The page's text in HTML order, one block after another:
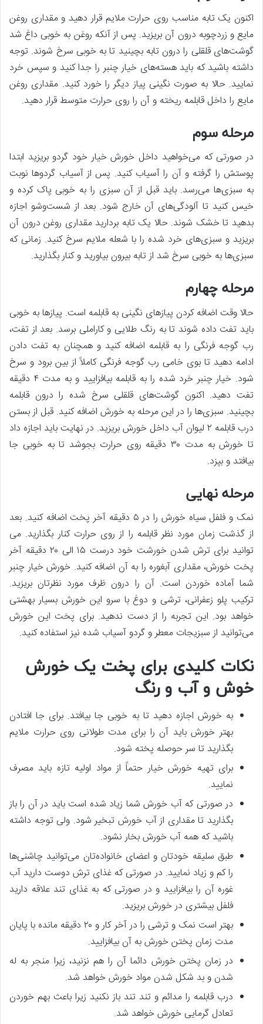
اکنون یک تابه مناسب روی حرارت ملایم قرار دهید و مقداری روغن
مایع و زردچوبه درون آن بریزید. پس از آنکه روغن به خوبی داغ شد
گوشت‌های قلقلی را درون تابه بچینید تا به خوبی سرخ شوند. توجه
داشته باشید که باید هسته‌های خیار چنبر را جدا کنید و سپس خرد
نمایید. حالا به صورت نگینی پیاز‌ دیگر را خورد کنید. مقداری روغن
مایع را داخل قابلمه ریخته و آن را روی حرارت متوسط قرار دهید.
مرحله سوم
در صورتی که می‌خواهید داخل خورش خیار خود گردو بریزید ابتدا
پوستش را گرفته و آن را آسیاب کنید. پس از آسیاب گردو‌ها نوبت
به سبزی‌ها می‌رسد. باید قبل از آن سبزی را به خوبی پاک کرده و
خیس کنید تا آلودگی‌های آن خارج شود. بعد از شست‌وشو اجازه
بدهید تا خشک شوند. حالا یک تابه بردارید مقداری روغن درون آن
بریزید و سبزی‌های خرد شده را با شعله ملایم سرخ کنید. زمانی که
سبزی‌ها به خوبی سرخ شد از تابه بیرون بیاورید و کنار بگذارید.
مرحله چهارم
حالا وقت اضافه کردن پیاز‌های نگینی به قابلمه است. پیاز‌ها به خوبی
باید تفت داده شوند تا به رنگ طلایی و کاراملی برسد. بعد از تفت،
رب گوجه فرنگی را به قابلمه اضافه کنید و همچنان به تفت دادن
ادامه دهید تا بوی خامی رب گوجه فرنگی کاملاً از بین برود و سرخ
شود. خیار چنبر خرد شده را به قابلمه بیافزایید و به مدت ۴ دقیقه
تفت دهید. اکنون گوشت‌های قلقلی سرخ شده را درون قابلمه
بچینید. سبزی‌ها را در این مرحله به خورش اضافه کنید. قبل از بستن
درب قابلمه ۲ لیوان آب داخل خورش بریزید. در نهایت باید اجازه داد
تا خورش به مدت ۳۰ دقیقه روی حرارت بجوشد تا به خوبی جا
بیافتد و بپزد.
مرحله نهایی
نمک و فلفل سیاه خورش را در ۵ دقیقه آخر پخت اضافه کنید. بعد
از گذشت زمان مورد نظر قابلمه را از روی حرارت کنار بگذارید. می‌
توانید برای ترش شدن خورشت خود درست ۱۵ الی ۲۰ دقیقه آخر
پخت خورش، مقداری آبغوره‌ را به آن اضافه کنید. خورش خیار چنبر
شما آماده‌ خوردن است. آن را درون ظرف مورد نظرتان بریزید.
ترکیب پلو زعفرانی، ترشی و دوغ با سرو این خورش بسیار بهشتی
خواهد بود. این تجربه را از دست ندهید. برای پخت این خورش
می‌توانید از سبزیجات معطر و گردو آسیاب شده نیز استفاده کنید.
نکات کلیدی برای پخت یک خورش
خوش و آب و رنگ
به خورش اجازه دهید تا به خوبی جا بیافتد. برای جا افتادن
بهتر خورش باید آن را برای مدت طولانی روی حرارت ملایم
بگذارید تا سر حوصله پخته شود.
برای تهیه خورش خیار حتماً از مواد اولیه تازه باید مصرف
نمایید.
در صورتی که آب خورش شما زیاد شده است باید در آن را باز
بگذارید تا مقداری از آب خورش تبخیر شود. ولی توجه داشته
باشید که همه آب خورش بخار نشود.
طبق سلیقه خودتان و اعضای خانواده‌تان می‌توانید چاشنی‌ها
را کم و زیاد نمایید. در صورتی که غذای ترش دوست دارید آب
غوره آن را بیافزایید و در صورتی که به غذای تند علاقه دارید
فلفل بیشتری در خورش بریزید.
بهتر است نمک و ترشی را در آخر کار و ۲۰ دقیقه مانده با پایان
مدت زمان پختن خورش به آن بیافزایید.
در زمان پختن خورش دائما آن را هم نزنید، زیرا منجر به له
شدن و بد شکل شدن مواد خورش خواهد شد.
درب قابلمه را مدائم و تند تند باز نکنید زیرا باعث بهم خوردن
تعادل گرمایی خورش خواهد شد.